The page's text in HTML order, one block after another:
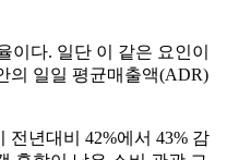
다. 일단 이 같은 요인이
의 일일 평균매출액(ADR)
년대비 42%에서 43% 감